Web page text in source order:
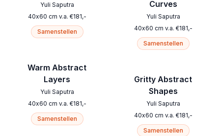
Yuli Saputra
40x60 cm v.a. €181,-
Samenstellen
Warm Abstract
Layers
Yuli Saputra
40x60 cm v.a. €181,-
Samenstellen
Curves
Yuli Saputra
40x60 cm v.a. €181,-
Samenstellen
Gritty Abstract
Shapes
Yuli Saputra
40x60 cm v.a. €181,-
Samenstellen